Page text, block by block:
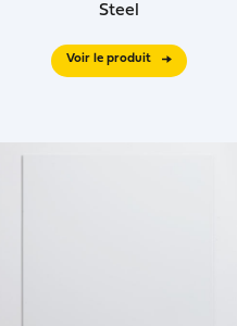
Steel
Voir le produit